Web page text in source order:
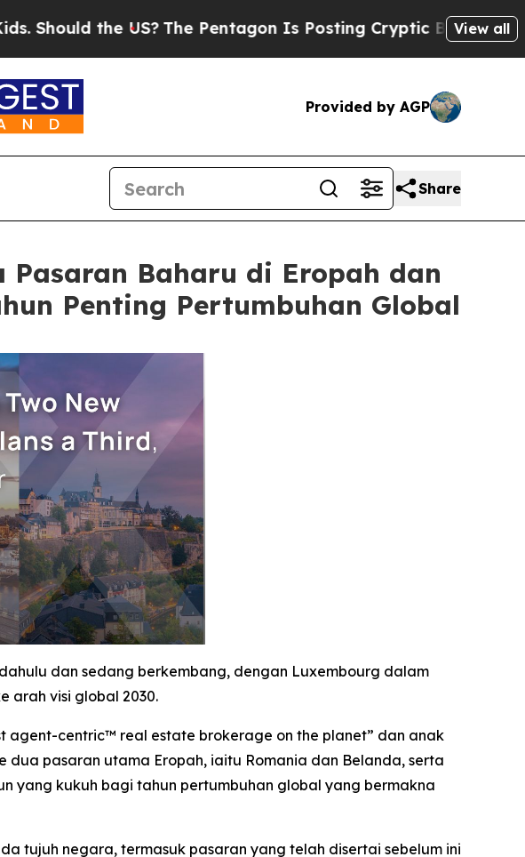
US?The Pentagon Is Posting Cryptic Biblical Messages on
View all
Provided by AGP
Share
Pasaran Baharu di Eropah dan
Penting Pertumbuhan Global
dan sedang berkembang, dengan Luxembourg dalam
arah visi global 2030.
agent-centric™ real estate brokerage on the planet” dan anak
dua pasaran utama Eropah, iaitu Romania dan Belanda, serta
yang kukuh bagi tahun pertumbuhan global yang bermakna
tujuh negara, termasuk pasaran yang telah disertai sebelum ini